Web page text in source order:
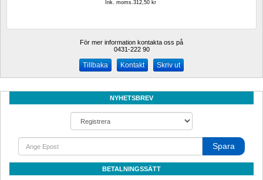
Ink. moms.312,50 kr
För mer information kontakta oss på
0431-222 90
Kontakt Skriv ut
NYHETSBREV
Spara
BETALNINGSSÄTT